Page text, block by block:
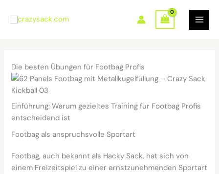
Inhalt
Die besten Übungen für Footbag Profis
Einführung: Warum gezieltes Training für Footbag Profis
entscheidend ist
Footbag als anspruchsvolle Sportart
Footbag, auch bekannt als Hacky Sack, hat sich von
einem Freizeitspiel zu einer ernstzunehmenden Sportart